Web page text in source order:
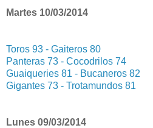
Martes 10/03/2014
Toros 93 - Gaiteros 80
Panteras 73 - Cocodrilos 74
Guaiqueries 81 - Bucaneros 82
Gigantes 73 - Trotamundos 81
Lunes 09/03/2014